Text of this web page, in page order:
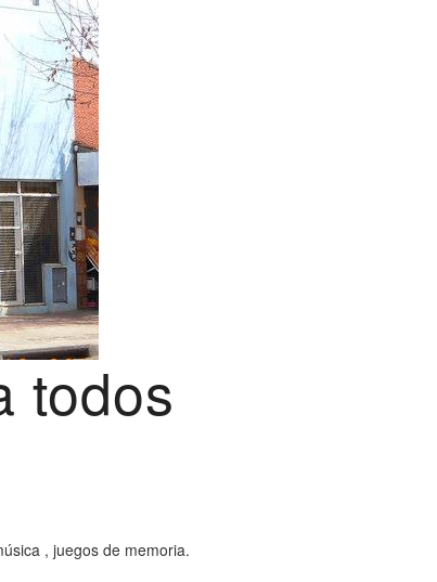
todos
, juegos de memoria.